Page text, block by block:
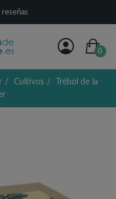
0
Cultivos
Trébol de la